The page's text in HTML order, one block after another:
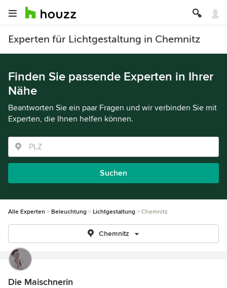
Experten für Lichtgestaltung in Chemnitz
Finden Sie passende Experten in Ihrer
Nähe
Beantworten Sie ein paar Fragen und wir verbinden Sie mit
Experten, die Ihnen helfen können.
Suchen
Alle Experten Beleuchtung Lichtgestaltung Chemnitz
Chemnitz
Die Maischnerin